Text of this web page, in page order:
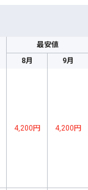
最安値
8月 9月
4,200円 4,200円